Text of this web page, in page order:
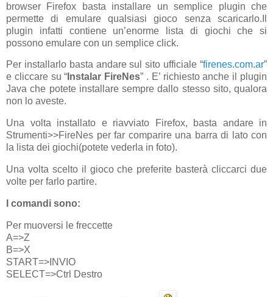
browser Firefox basta installare un semplice plugin che
permette di emulare qualsiasi gioco senza scaricarlo.
plugin infatti contiene un’enorme lista di giochi che si
possono emulare con un semplice click.
Per installarlo basta andare sul sito ufficiale “firenes.com.ar”
e cliccare su “ Instalar FireNes” . E’ richiesto anche il plugin
Java che potete installare sempre dallo stesso sito, qualora
non lo aveste.
Una volta installato e riavviato Firefox, basta andare in
Strumenti>>FireNes per far comparire una barra di lato con
la lista dei giochi(potete vederla in foto).
Una volta scelto il gioco che preferite basterà cliccarci due
volte per farlo partire.
I comandi sono:
Per muoversi le freccette
A=>Z
B=>X
START=>INVIO
SELECT=>Ctrl Destro